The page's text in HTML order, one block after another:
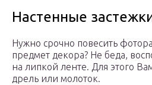
Настенные
Нужно срочно повесить
предмет декора? Не беда,
на липкой ленте. Для этого
дрель или молоток.